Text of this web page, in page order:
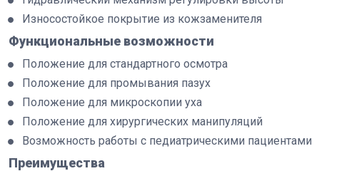
Износостойкое покрытие из кожзаменителя
Функциональные возможности
Положение для стандартного осмотра
Положение для промывания пазух
Положение для микроскопии уха
Положение для хирургических манипуляций
Возможность работы с педиатрическими пациентами
Преимущества